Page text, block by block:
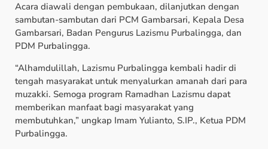
Acara diawali dengan pembukaan, dilanjutkan dengan
sambutan-sambutan dari PCM Gambarsari, Kepala Desa
Gambarsari, Badan Pengurus Lazismu Purbalingga, dan
PDM Purbalingga.
“Alhamdulillah, Lazismu Purbalingga kembali hadir di
tengah masyarakat untuk menyalurkan amanah dari para
muzakki. Semoga program Ramadhan Lazismu dapat
memberikan manfaat bagi masyarakat yang
membutuhkan,” ungkap Imam Yulianto, S.IP., Ketua PDM
Purbalingga.